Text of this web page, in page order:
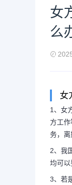
女
么
女
1、女
方工
务，离
2、我
均可以
3、若
女方